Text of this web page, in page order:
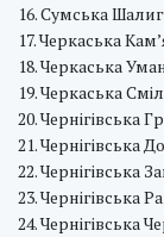
16. Сумська
17. Черкаська
18. Черкаська
19. Черкаська
20. Чернігівська
21. Чернігівська
22. Чернігівська
23. Чернігівська
24. Чернігівська